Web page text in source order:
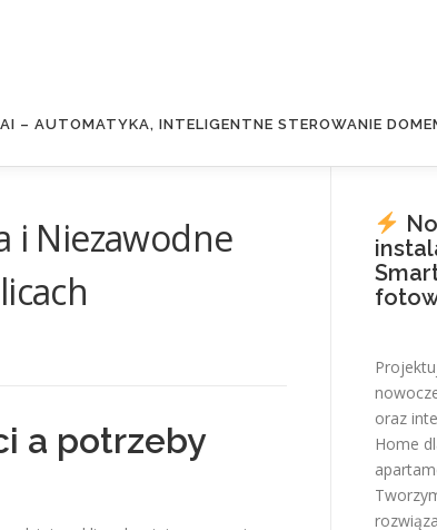
– AUTOMATYKA, INTELIGENTNE STEROWANIE
i Niezawodne
a potrzeby
oraz
Home